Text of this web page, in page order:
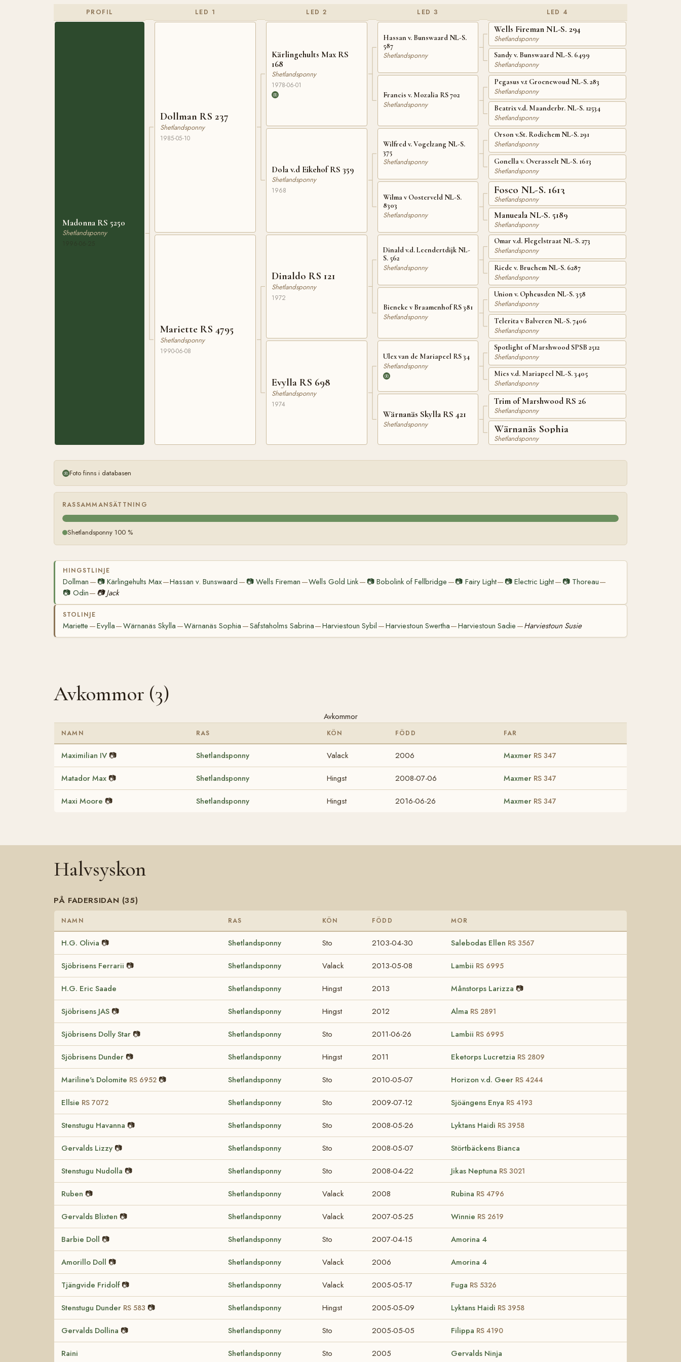
PROFIL
Madonna RS 5250
Shetlandsponny
LED 1
Dollman RS 237
Shetlandsponny
1985-05-10
Mariette RS 4795
Shetlandsponny
1990-06-08
LED 2
Kärlingehults Max RS
168
Shetlandsponny
1978-06-01
Dola v.d Eikehof RS 359
Shetlandsponny
1968
Dinaldo RS 121
Shetlandsponny
1972
Evylla RS 698
Shetlandsponny
1974
LED 3
Hassan v. Bunswaard NL-S.
587
Shetlandsponny
Francis v. Mozalia RS 702
Shetlandsponny
Wilfred v. Vogelzang NL-S.
375
Shetlandsponny
Wilma v Oosterveld NL-S.
8303
Shetlandsponny
Dinald v.d. Leendertdijk NL-
S. 562
Shetlandsponny
Bieneke v Braamenhof RS 381
Shetlandsponny
Ulex van de Mariapeel RS 34
Shetlandsponny
Wärnanäs Skylla RS 421
Shetlandsponny
LED 4
Wells Fireman NL-S. 294
Shetlandsponny
Sandy v. Bunswaard NL-S. 6499
Shetlandsponny
Pegasus v.t Groenewoud NL-S. 283
Shetlandsponny
Beatrix v.d. Maanderbr. NL-S. 12534
Shetlandsponny
Orson v.St. Rodichem NL-S. 291
Shetlandsponny
Gonella v. Overasselt NL-S. 1613
Shetlandsponny
Fosco NL-S. 1613
Shetlandsponny
Manueala NL-S. 5189
Shetlandsponny
Omar v.d. Flegelstraat NL-S. 273
Shetlandsponny
Riede v. Bruchem NL-S. 6287
Shetlandsponny
Union v. Opheusden NL-S. 358
Shetlandsponny
Telerita v Balveren NL-S. 7406
Shetlandsponny
Spotlight of Marshwood SPSB 2512
Shetlandsponny
Mies v.d. Mariapeel NL-S. 3405
Shetlandsponny
Trim of Marshwood RS 26
Shetlandsponny
Wärnanäs Sophia
Shetlandsponny
Foto finns i databasen
RASSAMMANSÄTTNING
Shetlandsponny 100 %
HINGSTLINJE
Dollman — 📷Kärlingehults Max—Hassan v. Bunswaard — 📷Wells Fireman —Wells Gold Link— 📷Bobolink of Fellbridge —📷 Fairy Light— 📷Electric Light— 📷 Thoreau—
📷 Odin— 📷Jack
STOLINJE
Mariette —Evylla—Wärnanäs Skylla —Wärnanäs Sophia —Säfstaholms Sabrina—Harviestoun Sybil —Harviestoun Swertha—Harviestoun Sadie —Harviestoun Susie
Avkommor (3)
Avkommor
NAMN RAS KÖN FÖDD FAR
Maximilian IV 📷 Shetlandsponny Valack 2006 Maxmer RS 347
Matador Max 📷 Shetlandsponny Hingst 2008-07-06 Maxmer RS 347
Maxi Moore 📷 Shetlandsponny Hingst 2016-06-26 Maxmer RS 347
Halvsyskon
PÅ FADERSIDAN (35)
NAMN RAS KÖN FÖDD MOR
H.G. Olivia 📷 Shetlandsponny Sto 2103-04-30 Salebodas Ellen RS 3567
Sjöbrisens Ferrarii 📷 Shetlandsponny Valack 2013-05-08 Lambii RS 6995
H.G. Eric Saade Shetlandsponny Hingst 2013 Månstorps Larizza 📷
Sjöbrisens JAS 📷 Shetlandsponny Hingst 2012 Alma RS 2891
Sjöbrisens Dolly Star 📷 Shetlandsponny Sto 2011-06-26 Lambii RS 6995
Sjöbrisens Dunder 📷 Shetlandsponny Hingst 2011 Eketorps Lucretzia RS 2809
Mariline's Dolomite RS 6952 📷 Shetlandsponny Sto 2010-05-07 Horizon v.d. Geer RS 4244
Ellsie RS 7072 Shetlandsponny Sto 2009-07-12 Sjöängens Enya RS 4193
Stenstugu Havanna 📷 Shetlandsponny Sto 2008-05-26 Lyktans Haidi RS 3958
Gervalds Lizzy 📷 Shetlandsponny Sto 2008-05-07 Störtbäckens Bianca
Stenstugu Nudolla 📷 Shetlandsponny Sto 2008-04-22 Jikas Neptuna RS 3021
Ruben 📷 Shetlandsponny Valack 2008 Rubina RS 4796
Gervalds Blixten 📷 Shetlandsponny Valack 2007-05-25 Winnie RS 2619
Barbie Doll 📷 Shetlandsponny Sto 2007-04-15 Amorina 4
Amorillo Doll 📷 Shetlandsponny Valack 2006 Amorina 4
Tjängvide Fridolf 📷 Shetlandsponny Valack 2005-05-17 Fuga RS 5326
Stenstugu Dunder RS 583 📷 Shetlandsponny Hingst 2005-05-09 Lyktans Haidi RS 3958
Gervalds Dollina 📷 Shetlandsponny Sto 2005-05-05 Filippa RS 4190
Raini Shetlandsponny Sto 2005 Gervalds Ninja